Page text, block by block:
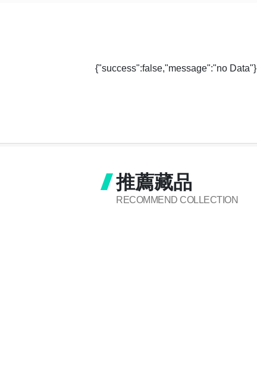
{"success":false,"message":"no Data"}
推薦藏品
RECOMMEND COLLECTION